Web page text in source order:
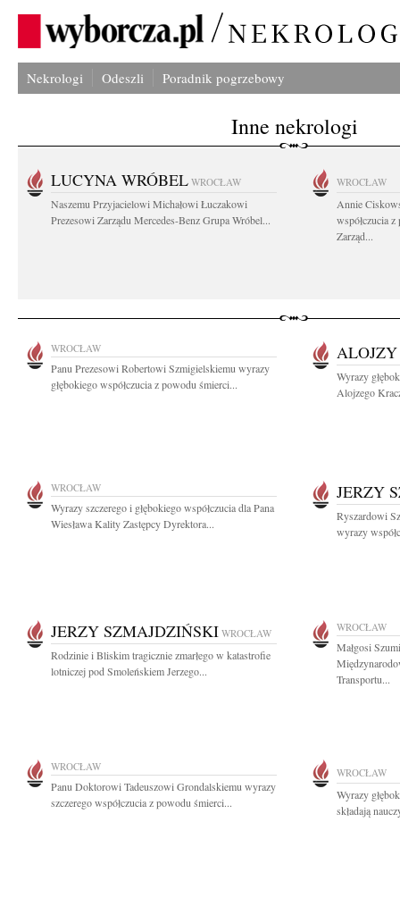
Nekrologi Odeszli Poradnik pogrzebowy
Inne nekrologi
LUCYNA WRÓBEL WROCŁAW
Naszemu Przyjacielowi Michałowi Łuczakowi
Prezesowi Zarządu Mercedes-Benz Grupa Wróbel...
WROCŁAW
Annie
współczucia
Zarząd...
WROCŁAW
Panu Prezesowi Robertowi Szmigielskiemu wyrazy
głębokiego współczucia z powodu śmierci...
Wyrazy
Alojzego
WROCŁAW
Wyrazy szczerego i głębokiego współczucia dla Pana
Wiesława Kality Zastępcy Dyrektora...
JERZY
Ryszardowi
wyrazy
JERZY SZMAJDZIŃSKI WROCŁAW
Rodzinie i Bliskim tragicznie zmarłego w katastrofie
lotniczej pod Smoleńskiem Jerzego...
WROCŁAW
Małgosi
Transportu...
WROCŁAW
Panu Doktorowi Tadeuszowi Grondalskiemu wyrazy
szczerego współczucia z powodu śmierci...
WROCŁAW
Wyrazy
składają